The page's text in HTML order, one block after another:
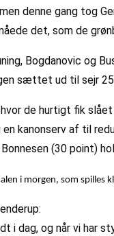
denne gang tog
det, som de
Bogdanovic og
sættet ud til sejr
de hurtigt fik
kanonserv af til
(30 point)
i morgen, som spilles
i dag, og når vi har